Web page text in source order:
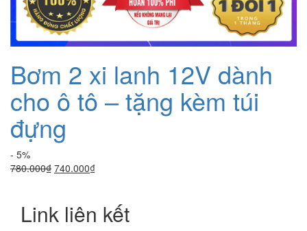
Bơm 2 xi lanh 12V dành
cho ô tô – tặng kèm túi
đựng
- 5%
780.000₫ Giá
780.000₫.
740.000₫Giá
là:
740.000₫.
Link liên kết